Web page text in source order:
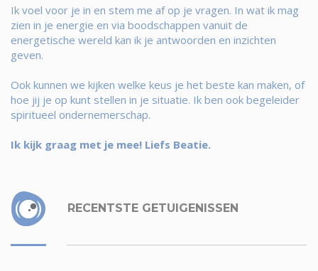
Ik voel voor je in en stem me af op je vragen. In wat ik mag
zien in je energie en via boodschappen vanuit de
energetische wereld kan ik je antwoorden en inzichten
geven.
Ook kunnen we kijken welke keus je het beste kan maken, of
hoe jij je op kunt stellen in je situatie. Ik ben ook begeleider
spiritueel ondernemerschap.
Ik kijk graag met je mee! Liefs Beatie.
RECENTSTE GETUIGENISSEN